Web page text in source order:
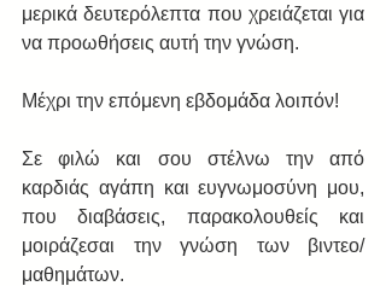
μερικά δευτερόλεπτα που χρειάζεται για
να προωθήσεις αυτή την γνώση.
Μέχρι την επόμενη εβδομάδα λοιπόν!
Σε φιλώ και σου στέλνω την από
καρδιάς αγάπη και ευγνωμοσύνη μου,
που διαβάσεις, παρακολουθείς και
μοιράζεσαι την γνώση των βιντεο/
μαθημάτων.